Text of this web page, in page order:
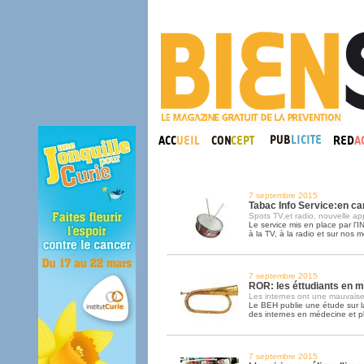
7 septembre 2015
Tabac Info Service:en
Spots TV,et radio, nouvelle
Le service mis en place par
à la TV, à la radio et sur nos
7 septembre 2015
ROR: les éttudiants en
Les internes ont une
Le BEH publie une étude sur
des internes en médecine et
7 septembre 2015